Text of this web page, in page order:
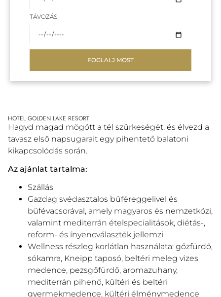
TÁVOZÁS
FOGLALJ MOST
HOTEL GOLDEN LAKE RESORT
Hagyd magad mögött a tél szürkeségét, és élvezd a
tavasz első napsugarait egy pihentető balatoni
kikapcsolódás során.
Az ajánlat tartalma:
Szállás
Gazdag svédasztalos büféreggelivel és
büfévacsorával, amely magyaros és nemzetközi,
valamint mediterrán ételspecialitások, diétás-,
reform- és ínyencválaszték jellemzi
Wellness részleg korlátlan használata: gőzfürdő,
sókamra, Kneipp taposó, beltéri meleg vizes
medence, pezsgőfürdő, aromazuhany,
mediterrán pihenő, kültéri és beltéri
gyermekmedence, kültéri élménymedence